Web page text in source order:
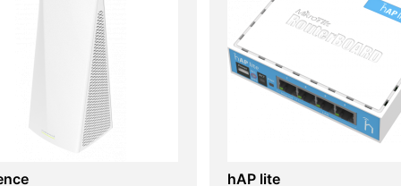
hAP lite